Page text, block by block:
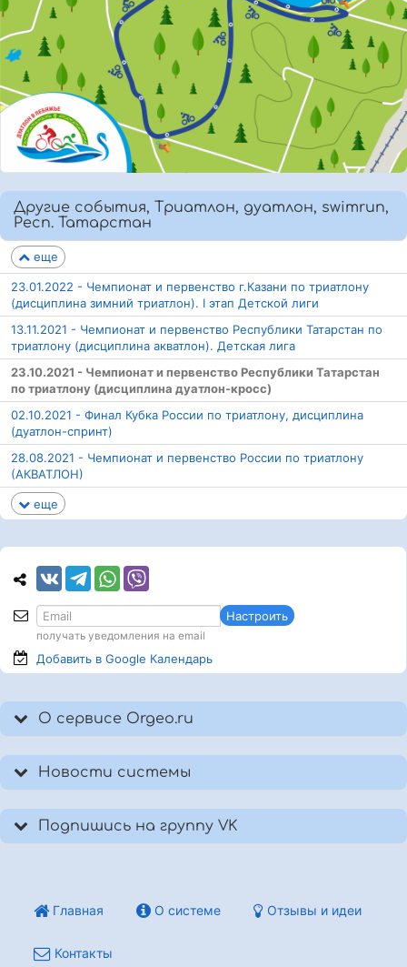
Другие события, Триатлон, дуатлон, swimrun,
Респ. Татарстан
еще
23.01.2022 - Чемпионат и первенство г.Казани по триатлону
(дисциплина зимний триатлон). I этап Детской лиги
13.11.2021 - Чемпионат и первенство Республики Татарстан по
триатлону (дисциплина акватлон). Детская лига
23.10.2021 - Чемпионат и первенство Республики Татарстан
по триатлону (дисциплина дуатлон-кросс)
02.10.2021 - Финал Кубка России по триатлону, дисциплина
(дуатлон-спринт)
28.08.2021 - Чемпионат и первенство России по триатлону
(АКВАТЛОН)
еще
Настроить
получать уведомления на email
Добавить в Google Календарь
О сервисе Orgeo.ru
Новости системы
Подпишись на группу VK
Главная О системе Отзывы и идеи
Контакты